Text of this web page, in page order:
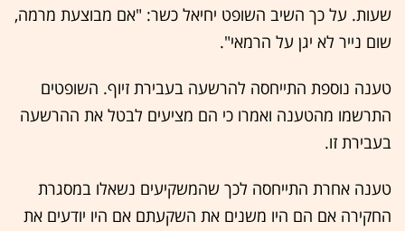
שעות. על כך השיב השופט יחיאל כשר: "אם מבוצעת מרמה,
שום נייר לא יגן על הרמאי".
טענה נוספת התייחסה להרשעה בעבירת זיוף. השופטים
התרשמו מהטענה ואמרו כי הם מציעים לבטל את ההרשעה
בעבירת זו.
טענה אחרת התייחסה לכך שהמשקיעים נשאלו במסגרת
החקירה אם הם היו משנים את השקעתם אם היו יודעים את